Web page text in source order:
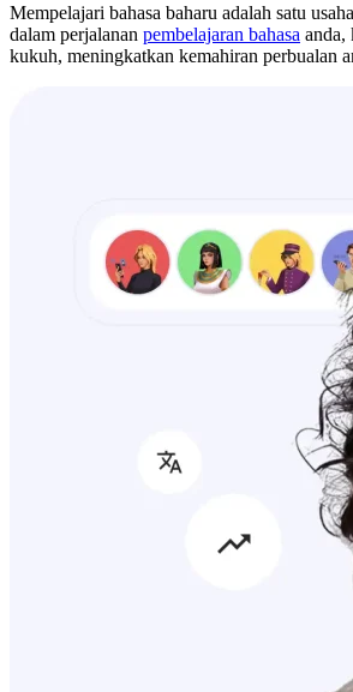
Mempelajari bahasa baharu adalah satu
dalam perjalanan pembelajaran bahasa anda,
kukuh, meningkatkan kemahiran perbualan